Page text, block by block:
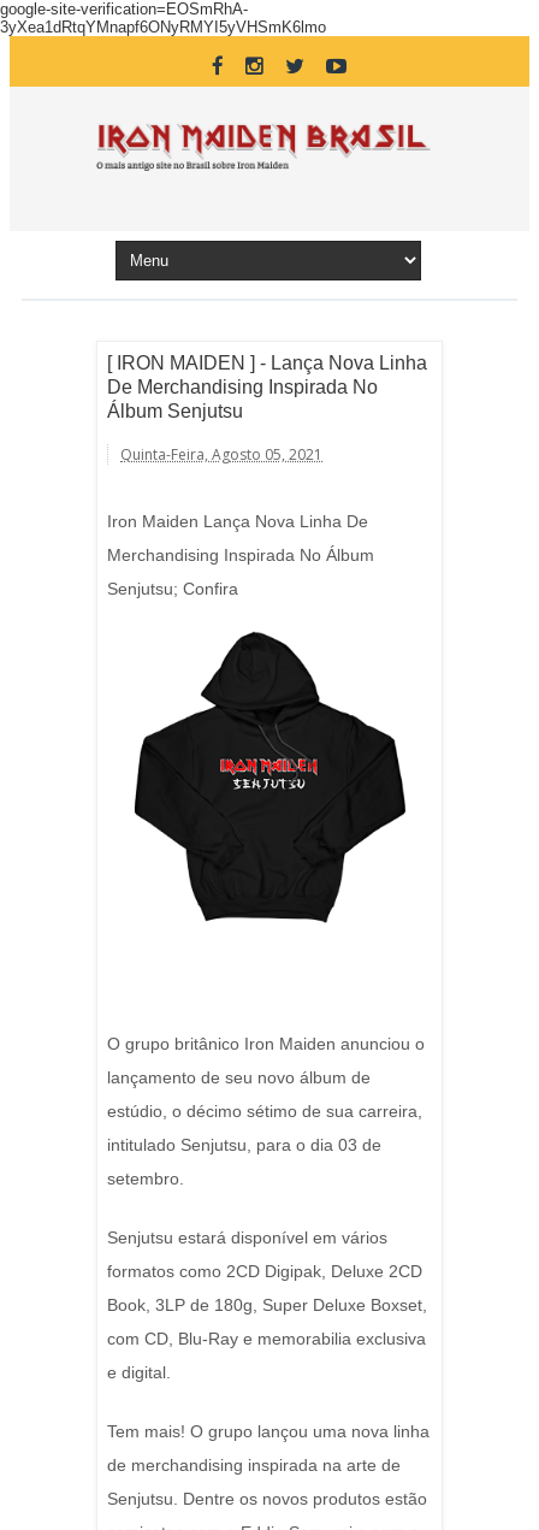
google-site-verification=EOSmRhA-
3yXea1dRtqYMnapf6ONyRMYI5yVHSmK6lmo
[ IRON MAIDEN ] - Lança Nova Linha
De Merchandising Inspirada No
Álbum Senjutsu
Quinta-Feira, Agosto 05, 2021
Iron Maiden Lança Nova Linha De
Merchandising Inspirada No Álbum
Senjutsu; Confira
O grupo britânico Iron Maiden anunciou o
lançamento de seu novo álbum de
estúdio, o décimo sétimo de sua carreira,
intitulado Senjutsu, para o dia 03 de
setembro.
Senjutsu estará disponível em vários
formatos como 2CD Digipak, Deluxe 2CD
Book, 3LP de 180g, Super Deluxe Boxset,
com CD, Blu-Ray e memorabilia exclusiva
e digital.
Tem mais! O grupo lançou uma nova linha
de merchandising inspirada na arte de
Senjutsu. Dentre os novos produtos estão